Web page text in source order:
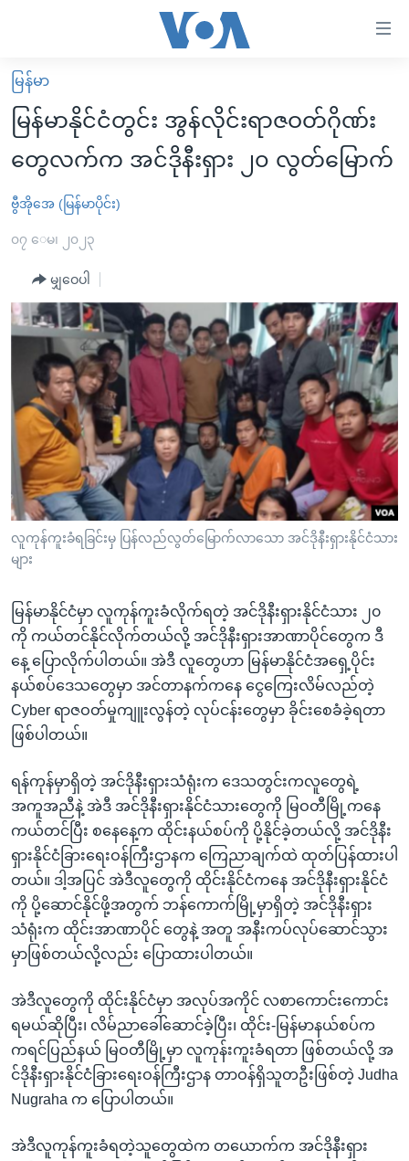
လွယ်ကူ
စေ
Link
များ
ပင်မ
ကျော်
ကြည့်
ပင်မ
အ
စာမျက်နှာ
ကျော်
ကြည့်
ရန်
ရန်
နေရာ
သို့
ကျော်
ရန်
မူလစာမျက်နှာ
မြန်မာ
ကမ္ဘာ့သတင်းများ
နိုင်ငံတကာ
အစ္စရေး-ပါလက်စတိုင်း
ဗွီဒီယို
အင်္ဂလိပ်စာလေ့လာမယ်
အမေရိကန်သုံးအီဒီယံ
မကြေးမုံရဲ့ အင်္ဂလိပ်စာ
ရုပ်ရှင်ထဲက အင်္ဂလိပ်စာ
သုတပဒေသာ အင်္ဂလိပ်စာ
အပတ်စဉ်ကဏ္ဍများ
ရေဒီယို
တီဗွီ
ရေဒီယိုနှင့်ရုပ်သံ အချက်အလက်များ
ရေဒီယို/တီဗွီအစီအစဉ်
Learning English
ဗွီအိုအေ လူမှုကွန်ယက်များ
မြန်မာ
မြန်မာနိုင်ငံတွင်း အွန်လိုင်းရာဇဝတ်ဂိုဏ်း
တွေလက်က အင်ဒိုနီးရှား ၂၀ လွတ်မြောက်
ဗွီအိုအေ (မြန်မာပိုင်း)
၀၇ ေမ၊ ၂၀၂၃
မျှဝေပါ
လူကုန်ကူးခံရခြင်းမှ ပြန်လည်လွတ်မြောက်လာသော အင်ဒိုနီးရှားနိုင်ငံသား
များ
မြန်မာနိုင်ငံမှာ လူကုန်ကူးခံလိုက်ရတဲ့ အင်ဒိုနီးရှားနိုင်ငံသား ၂၀
ကို ကယ်တင်နိုင်လိုက်တယ်လို့ အင်ဒိုနီးရှားအာဏာပိုင်တွေက ဒီ
နေ့ ပြောလိုက်ပါတယ်။ အဲဒီ လူတွေဟာ မြန်မာနိုင်ငံအရှေ့ပိုင်း
နယ်စပ်ဒေသတွေမှာ အင်တာနက်ကနေ ငွေကြေးလိမ်လည်တဲ့
Cyber ရာဇဝတ်မှုကျူးလွန်တဲ့ လုပ်ငန်းတွေမှာ ခိုင်းစေခံခဲ့ရတာ
ဖြစ်ပါတယ်။
ရန်ကုန်မှာရှိတဲ့ အင်ဒိုနီးရှားသံရုံးက ဒေသတွင်းကလူတွေရဲ့
အကူအညီနဲ့ အဲဒီ အင်ဒိုနီးရှားနိုင်ငံသားတွေကို မြဝတီမြို့ကနေ
ကယ်တင်ပြီး စနေနေ့က ထိုင်းနယ်စပ်ကို ပို့နိုင်ခဲ့တယ်လို့ အင်ဒိုနီး
ရှားနိုင်ငံခြားရေးဝန်ကြီးဌာနက ကြေညာချက်ထဲ ထုတ်ပြန်ထားပါ
တယ်။ ဒါ့အပြင် အဲဒီလူတွေကို ထိုင်းနိုင်ငံကနေ အင်ဒိုနီးရှားနိုင်ငံ
ကို ပို့ဆောင်နိုင်ဖို့အတွက် ဘန်ကောက်မြို့မှာရှိတဲ့ အင်ဒိုနီးရှား
သံရုံးက ထိုင်းအာဏာပိုင် တွေနဲ့ အတူ အနီးကပ်လုပ်ဆောင်သွား
မှာဖြစ်တယ်လို့လည်း ပြောထားပါတယ်။
အဲဒီလူတွေကို ထိုင်းနိုင်ငံမှာ အလုပ်အကိုင် လစာကောင်းကောင်း
ရမယ်ဆိုပြီး၊ လိမ်ညာခေါ်ဆောင်ခဲ့ပြီး၊ ထိုင်း-မြန်မာနယ်စပ်က
ကရင်ပြည်နယ် မြဝတီမြို့မှာ လူကုန်းကူးခံရတာ ဖြစ်တယ်လို့ အ
င်ဒိုနီးရှားနိုင်ငံခြားရေးဝန်ကြီးဌာန တာဝန်ရှိသူတဦးဖြစ်တဲ့ Judha
Nugraha က ပြောပါတယ်။
အဲဒီလူကုန်ကူးခံရတဲ့သူတွေထဲက တယောက်က အင်ဒိုနီးရှား